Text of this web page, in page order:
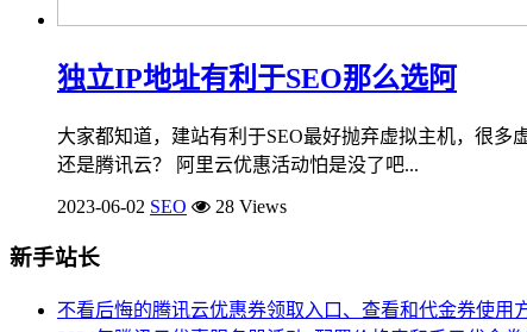
独立IP地址有利于SEO那么选阿
大家都知道，建站有利于SEO最好抛弃虚拟主机，很
还是腾讯云？ 阿里云优惠活动怕是没了吧...
2023-06-02 SEO 28 Views
新手站长
不看后悔的腾讯云优惠券领取入口、查看和代金券使用